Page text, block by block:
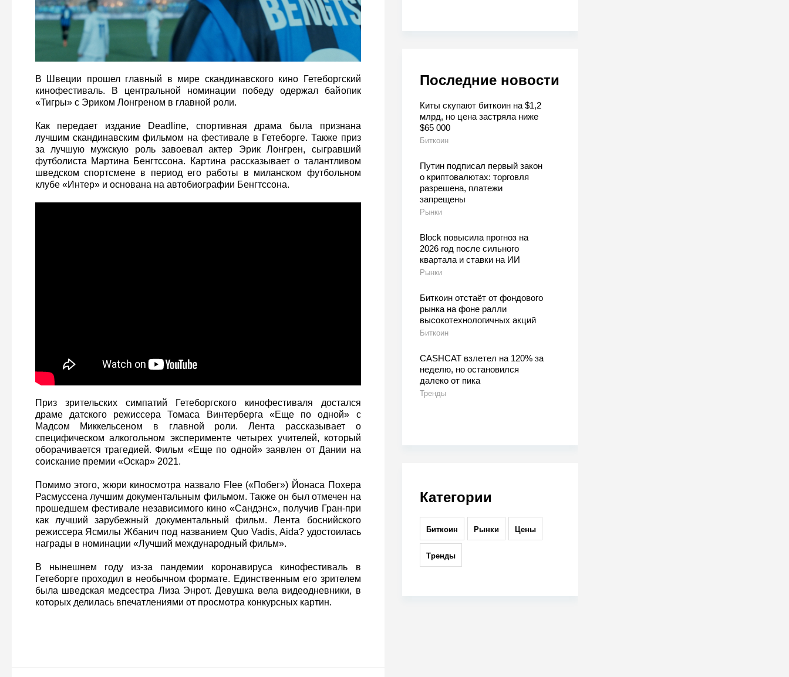
Последние новости
Киты скупают биткоин на $1,2
млрд, но цена застряла ниже
$65 000
Биткоин
Путин подписал первый закон
о криптовалютах: торговля
разрешена, платежи
запрещены
Рынки
Block повысила прогноз на
2026 год после сильного
квартала и ставки на ИИ
Рынки
Биткоин отстаёт от фондового
рынка на фоне ралли
высокотехнологичных акций
Биткоин
CASHCAT взлетел на 120% за
неделю, но остановился
далеко от пика
Тренды
Категории
Биткоин Рынки Цены
Тренды
В Швеции прошел главный в мире скандинавского кино Гетеборгский
кинофестиваль. В центральной номинации победу одержал байопик
«Тигры» с Эриком Лонгреном в главной роли.
Как передает издание Deadline, спортивная драма была признана
лучшим скандинавским фильмом на фестивале в Гетеборге. Также приз
за лучшую мужскую роль завоевал актер Эрик Лонгрен, сыгравший
футболиста Мартина Бенгтссона. Картина рассказывает о талантливом
шведском спортсмене в период его работы в миланском футбольном
клубе «Интер» и основана на автобиографии Бенгтссона.
Приз зрительских симпатий Гетеборгского кинофестиваля достался
драме датского режиссера Томаса Винтерберга «Еще по одной» с
Мадсом Миккельсеном в главной роли. Лента рассказывает о
специфическом алкогольном эксперименте четырех учителей, который
оборачивается трагедией. Фильм «Еще по одной» заявлен от Дании на
соискание премии «Оскар» 2021.
Помимо этого, жюри киносмотра назвало Flee («Побег») Йонаса Похера
Расмуссена лучшим документальным фильмом. Также он был отмечен на
прошедшем фестивале независимого кино «Сандэнс», получив Гран-при
как лучший зарубежный документальный фильм. Лента боснийского
режиссера Ясмилы Жбанич под названием Quo Vadis, Aida? удостоилась
награды в номинации «Лучший международный фильм».
В нынешнем году из-за пандемии коронавируса кинофестиваль в
Гетеборге проходил в необычном формате. Единственным его зрителем
была шведская медсестра Лиза Энрот. Девушка вела видеодневники, в
которых делилась впечатлениями от просмотра конкурсных картин.